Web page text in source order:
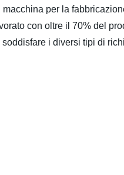
per la
con oltre il 70% del
i diversi tipi di